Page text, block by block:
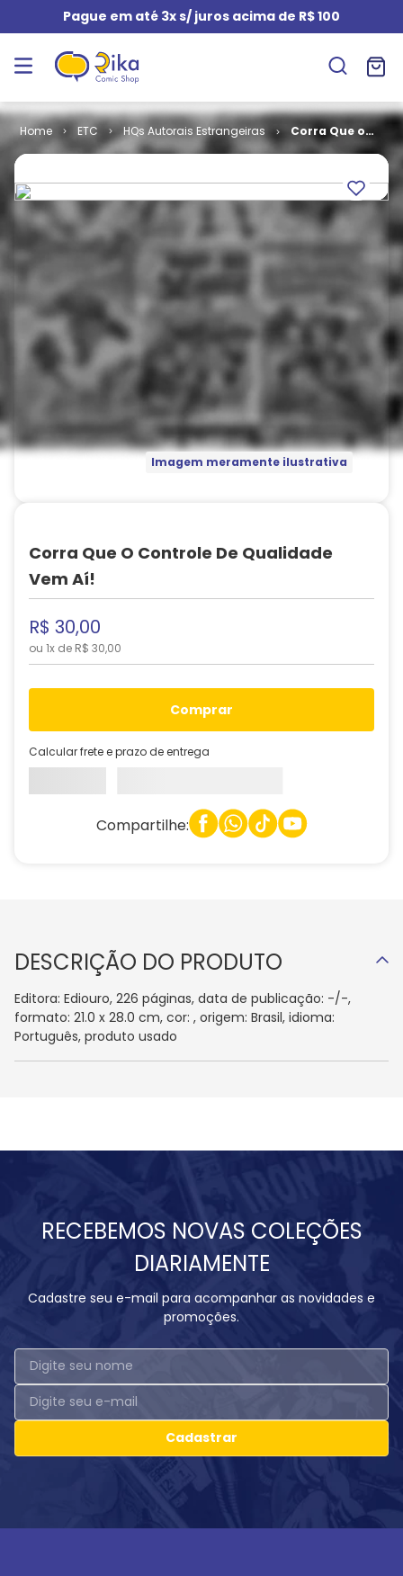
Pague em até 3x s/ juros acima de R$ 100
ETC HQs Autorais Estrangeiras
Corra Que o
Controle de
Vem Aí!
Imagem meramente ilustrativa
Corra Que O Controle De Qualidade
Vem Aí!
R$ 30,00
ou 1x de R$ 30,00
comprar
Calcular frete e prazo de entrega
Compartilhe:
DESCRIÇÃO DO PRODUTO
Editora: Ediouro, 226 páginas, data de publicação: -/-,
formato: 21.0 x 28.0 cm, cor: , origem: Brasil, idioma:
Português, produto usado
RECEBEMOS NOVAS COLEÇÕES
DIARIAMENTE
Cadastre seu e-mail para acompanhar as novidades e
promoções.
Cadastrar